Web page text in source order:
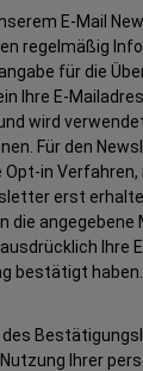
E-Mail
regelmäßig
für die
Ihre E-
wird
Für den
Opt-in
erst
die
Ihre
bestätigt haben.
Ihrer